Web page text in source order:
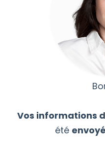
Vos informations
été